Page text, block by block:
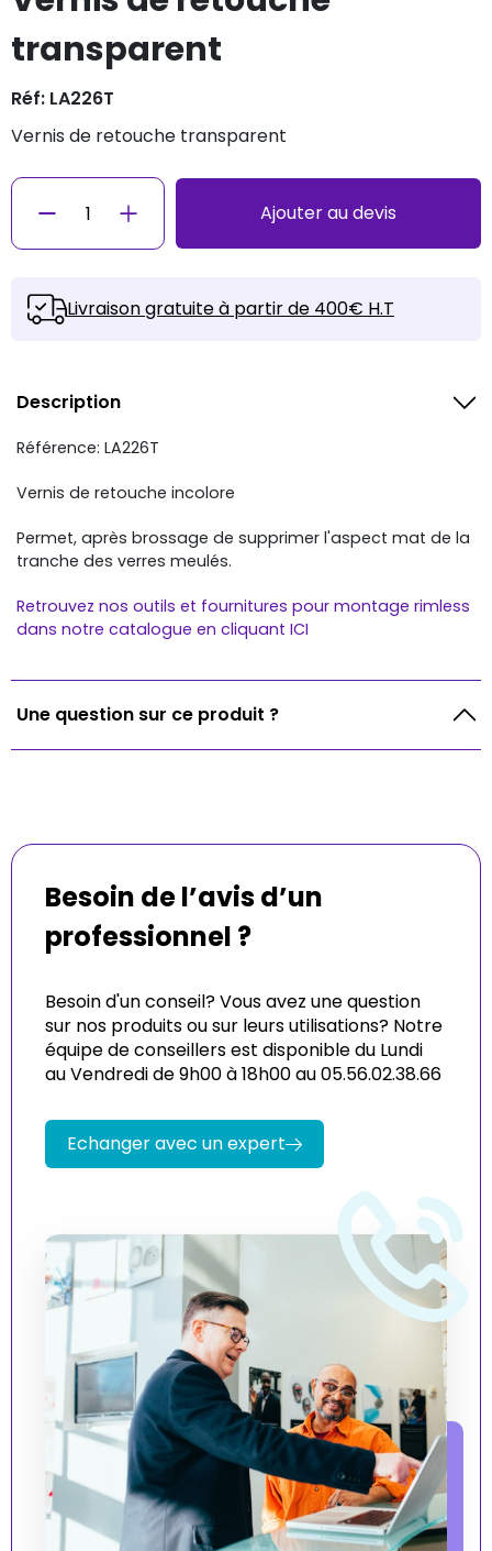
transparent
Réf: LA226T
vernis de retouche transparent
+ Ajouter au devis
Livraison gratuite à partir de 400€ H.T
Description
Référence: LA226T
Vernis de retouche incolore
Permet, après brossage de supprimer l'aspect mat de la
tranche des verres meulés.
Retrouvez nos outils et fournitures pour montage rimless
dans notre catalogue en cliquant ICI
Une question sur ce produit ?
Besoin de l’avis d’un
professionnel ?
Besoin d'un conseil? Vous avez une question
sur nos produits ou sur leurs utilisations? Notre
équipe de conseillers est disponible du Lundi
au Vendredi de 9h00 à 18h00 au 05.56.02.38.66
Echanger avec un expert